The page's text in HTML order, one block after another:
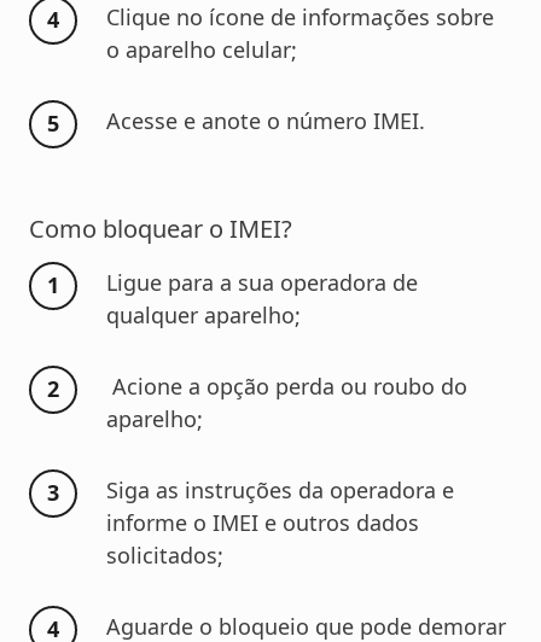
Clique no ícone de informações sobre
o aparelho celular;
Acesse e anote o número IMEI.
Como bloquear o IMEI?
Ligue para a sua operadora de
qualquer aparelho;
Acione a opção perda ou roubo do
aparelho;
Siga as instruções da operadora e
informe o IMEI e outros dados
solicitados;
Aguarde o bloqueio que pode demorar